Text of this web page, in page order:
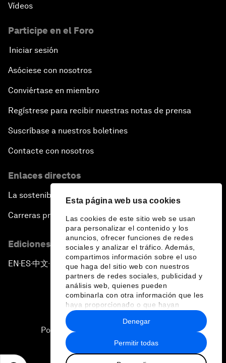
Esta página web usa cookies
Las cookies de este sitio web se usan
para personalizar el contenido y los
anuncios, ofrecer funciones de redes
sociales y analizar el tráfico. Además,
compartimos información sobre el uso
que haga del sitio web con nuestros
partners de redes sociales, publicidad y
análisis web, quienes pueden
combinarla con otra información que les
haya proporcionado o que hayan
recopilado a partir del uso que haya
hecho de sus servicios.
Permitir todas
Denegar
Vídeos
Participe en el Foro
Iniciar sesión
Asóciese con nosotros
Conviértase en miembro
Regístrese para recibir nuestras notas de prensa
Suscríbase a nuestros boletines
Contacte con nosotros
Enlaces directos
La sostenibilidad en el Foro
Carreras profesionales
Ediciones en otros idiomas
EN ▪ES▪中文▪ 日本語
Política de privacidad y normas de uso
Sitemap